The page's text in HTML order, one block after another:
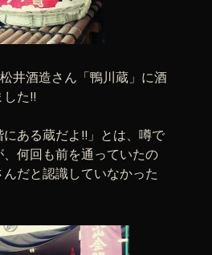
井酒造さん「鴨川蔵」に酒
た!!
にある蔵だよ!!」とは、噂で
何回も前を通っていたの
だと認識していなかった